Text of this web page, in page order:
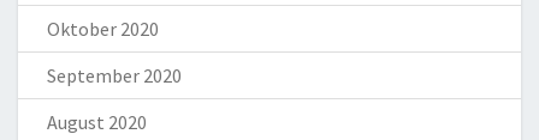
Oktober 2020
September 2020
August 2020